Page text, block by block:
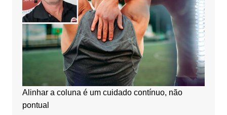
Alinhar a coluna é um cuidado contínuo, não
pontual